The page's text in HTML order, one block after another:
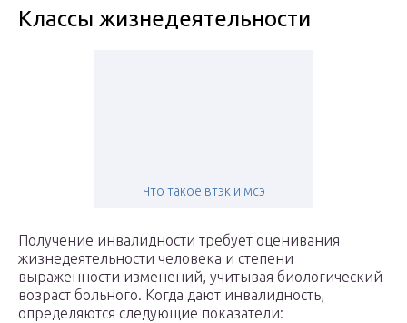
Классы жизнедеятельности
Что такое втэк и мсэ
Получение инвалидности требует оценивания
жизнедеятельности человека и степени
выраженности изменений, учитывая биологический
возраст больного. Когда дают инвалидность,
определяются следующие показатели: